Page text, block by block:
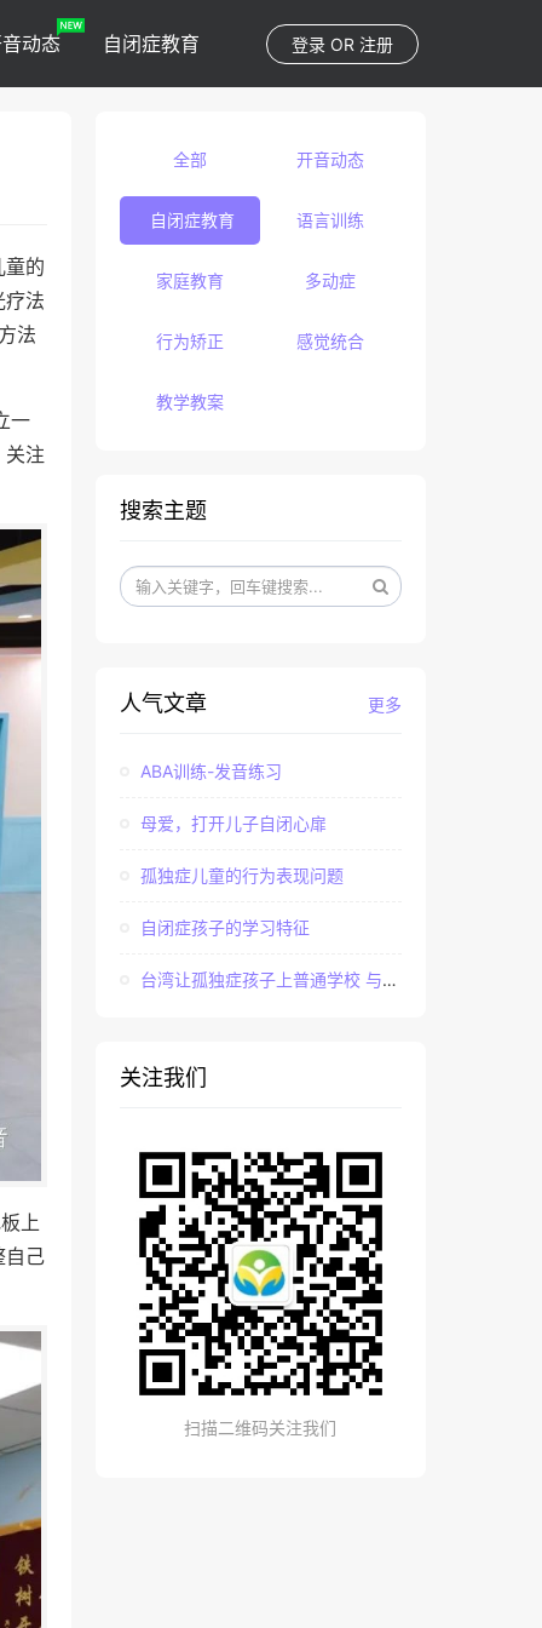
登录 OR 注册
动态 自闭症教育
童的
疗法
法
一
关注
上
自己
全部 开音动态
自闭症教育 语言训练
家庭教育 多动症
行为矫正 感觉统合
教学教案
搜索主题
更多
人气文章
ABA训练-发音练习
母爱，打开儿子自闭心扉
孤独症儿童的行为表现问题
自闭症孩子的学习特征
台湾让孤独症孩子上普通学校 与社会“融合”
关注我们
扫描二维码关注我们